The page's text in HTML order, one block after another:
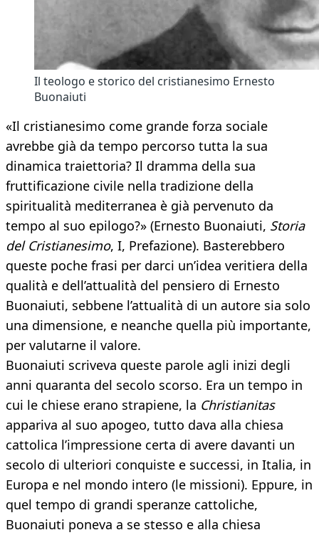
Il teologo e storico del cristianesimo Ernesto
Buonaiuti
«Il cristianesimo come grande forza sociale
avrebbe già da tempo percorso tutta la sua
dinamica traiettoria? Il dramma della sua
fruttificazione civile nella tradizione della
spiritualità mediterranea è già pervenuto da
tempo al suo epilogo?» (Ernesto Buonaiuti, Storia
del Cristianesimo, I, Prefazione). Basterebbero
queste poche frasi per darci un’idea veritiera della
qualità e dell’attualità del pensiero di Ernesto
Buonaiuti, sebbene l’attualità di un autore sia solo
una dimensione, e neanche quella più importante,
per valutarne il valore.
Buonaiuti scriveva queste parole agli inizi degli
anni quaranta del secolo scorso. Era un tempo in
cui le chiese erano strapiene, la Christianitas
appariva al suo apogeo, tutto dava alla chiesa
cattolica l’impressione certa di avere davanti un
secolo di ulteriori conquiste e successi, in Italia, in
Europa e nel mondo intero (le missioni). Eppure, in
quel tempo di grandi speranze cattoliche,
Buonaiuti poneva a se stesso e alla chiesa